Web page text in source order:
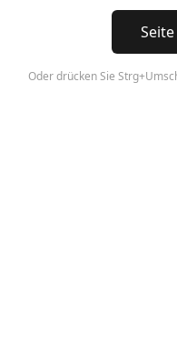
Oder drücken Sie